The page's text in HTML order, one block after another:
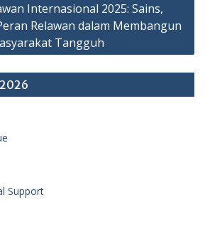
Internasional 2025: Sains,
Relawan dalam Membangun
Tangguh
2026
Support